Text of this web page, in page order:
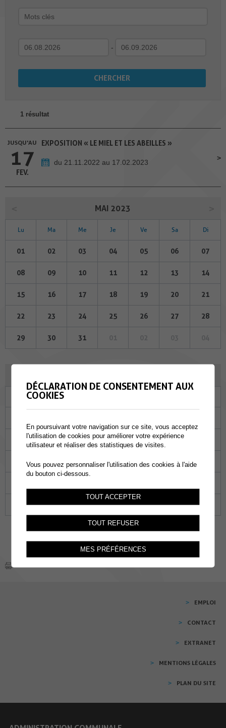
-
1 résultat
JUSQU'AU
17
FEV.
EXPOSITION « LE MIEL ET LES ABEILLES »
du 21.11.2022 au 17.02.2023
MAI 2023
Lu Ma Me Je Ve Sa Di
01 02 03 04 05 06 07
08 09 10 11 12 13 14
15 16 17 18 19 20 21
22 23 24 25 26 27 28
29 30 31
Ma
06 07 08 09 10
15 16 17
27 28 29 30 01
EMPLOI
CONTACT
EXTRANET
MENTIONS LÉGALES
PLAN DU SITE
DÉCLARATION DE CONSENTEMENT AUX
COOKIES
En poursuivant votre navigation sur ce site, vous acceptez
l'utilisation de cookies pour améliorer votre expérience
utilisateur et réaliser des statistiques de visites.
Vous pouvez personnaliser l'utilisation des cookies à l'aide
du bouton ci-dessous.
TOUT ACCEPTER
TOUT REFUSER
MES PRÉFÉRENCES